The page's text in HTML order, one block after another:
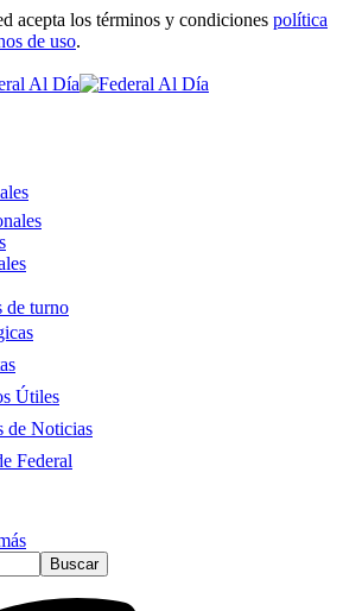
acepta los términos y condiciones política
de uso.
de turno
Útiles
Noticias
Federal